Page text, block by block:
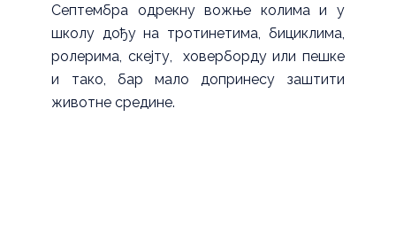
Септембра одрекну вожње колима и у
школу дођу на тротинетима, бициклима,
ролерима, скејту, ховерборду или пешке
и тако, бар мало допринесу заштити
животне средине.